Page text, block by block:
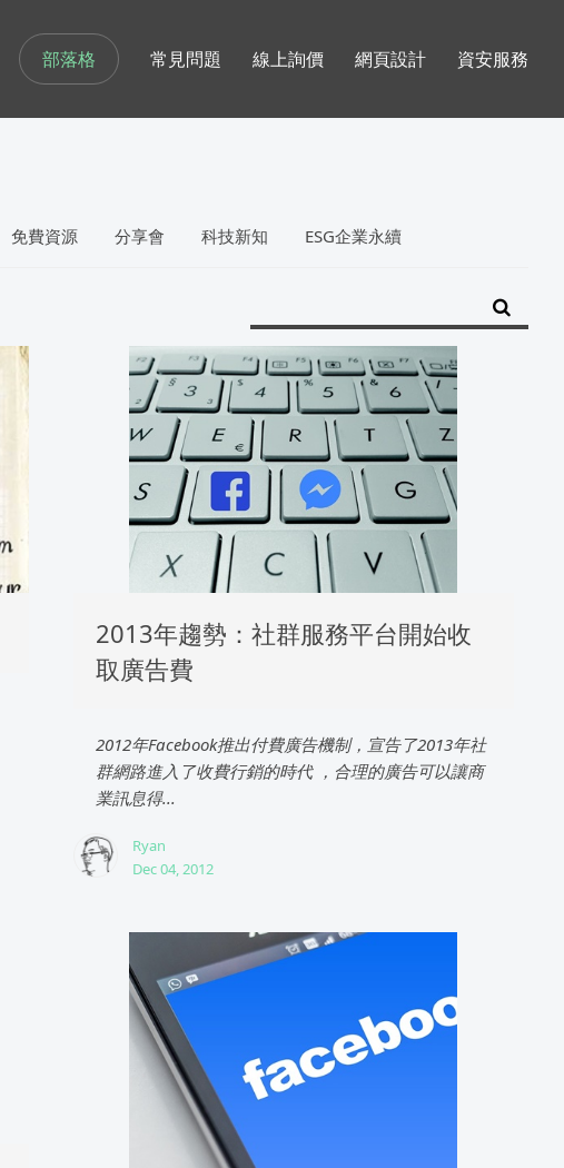
部落格
免費資源 分享會 科技新知 ESG企業永續
2013年趨勢：社群服務平台開始收
取廣告費
2012年Facebook推出付費廣告機制，宣告了2013年社
群網路進入了收費行銷的時代 ，合理的廣告可以讓商
業訊息得...
Ryan
Dec 04, 2012